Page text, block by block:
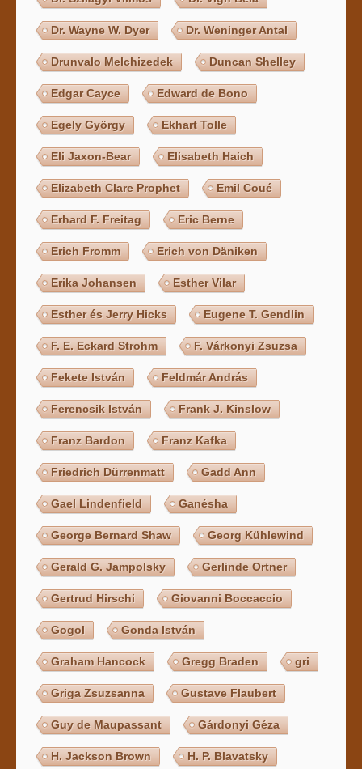
Dr. Wayne W. Dyer Dr. Weninger Antal
Drunvalo Melchizedek Duncan Shelley
Edgar Cayce Edward de Bono
Egely György Ekhart Tolle
Eli Jaxon-Bear Elisabeth Haich
Elizabeth Clare Prophet Emil Coué
Erhard F. Freitag Eric Berne
Erich Fromm Erich von Däniken
Erika Johansen Esther Vilar
Esther és Jerry Hicks Eugene T. Gendlin
F. E. Eckard Strohm F. Várkonyi Zsuzsa
Fekete István Feldmár András
Ferencsik István Frank J. Kinslow
Franz Bardon Franz Kafka
Friedrich Dürrenmatt Gadd Ann
Gael Lindenfield Ganésha
George Bernard Shaw Georg Kühlewind
Gerald G. Jampolsky Gerlinde Ortner
Gertrud Hirschi Giovanni Boccaccio
Gogol Gonda István
Graham Hancock Gregg Braden gri
Griga Zsuzsanna Gustave Flaubert
Guy de Maupassant Gárdonyi Géza
H. Jackson Brown H. P. Blavatsky